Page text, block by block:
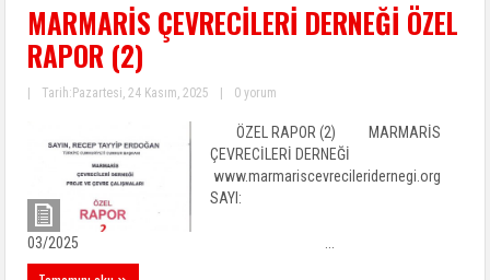
MARMARİS ÇEVRECİLERİ DERNEĞİ ÖZEL
RAPOR (2)
| Tarih:Pazartesi, 24 Kasım, 2025 | 0 yorum
ÖZEL RAPOR (2) MARMARİS
ÇEVRECİLERİ DERNEĞİ
www.marmariscevrecileridernegi.org
SAYI:
03/2025 ...